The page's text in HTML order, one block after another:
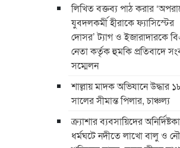
লিখিত বক্তব্য পাঠ করার
যুবদলকর্মী হীরাকে ফ্যাসিস্টের
দোসর’ ট্যাগ ও ইজারাদারকে
নেতা কর্তৃক হুমকি প্রতিবাদে
সম্মেলন
শাল্লায় মাদক অভিযানে উদ্ধার
সালের সীমান্ত পিলার, চাঞ্চল্য
ক্র্যাশার ব্যবসায়িদের
ধর্মঘটে নদীতে লাখো বালু ও নৌ